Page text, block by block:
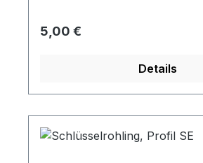
Regulärer Preis:
5,00 €
Details